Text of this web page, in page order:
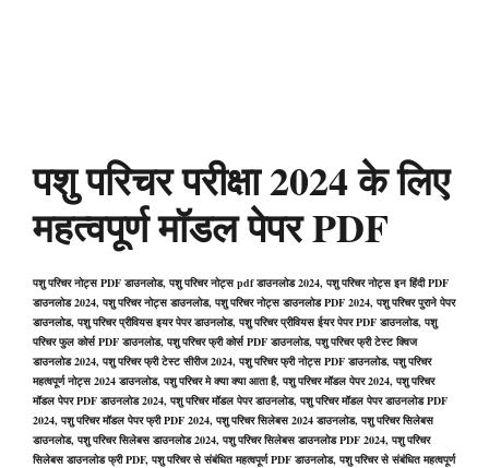
पशु परिचर परीक्षा 2024 के लिए
महत्वपूर्ण मॉडल पेपर PDF
पशु परिचर नोट्स PDF डाउनलोड, पशु परिचर नोट्स pdf डाउनलोड 2024, पशु परिचर नोट्स इन हिंदी PDF
डाउनलोड 2024, पशु परिचर नोट्स डाउनलोड, पशु परिचर नोट्स डाउनलोड PDF 2024, पशु परिचर पुराने पेपर
डाउनलोड, पशु परिचर प्रीवियस इयर पेपर डाउनलोड, पशु परिचर प्रीवियस ईयर पेपर PDF डाउनलोड, पशु
परिचर फुल कोर्स PDF डाउनलोड, पशु परिचर फ्री कोर्स PDF डाउनलोड, पशु परिचर फ्री टेस्ट क्विज
डाउनलोड 2024, पशु परिचर फ्री टेस्ट सीरीज 2024, पशु परिचर फ्री नोट्स PDF डाउनलोड, पशु परिचर
महत्वपूर्ण नोट्स 2024 डाउनलोड, पशु परिचर मे क्या क्या आता है, पशु परिचर मॉडल पेपर 2024, पशु परिचर
मॉडल पेपर PDF डाउनलोड 2024, पशु परिचर मॉडल पेपर डाउनलोड, पशु परिचर मॉडल पेपर डाउनलोड PDF
2024, पशु परिचर मॉडल पेपर फ्री PDF 2024, पशु परिचर सिलेबस 2024 डाउनलोड, पशु परिचर सिलेबस
डाउनलोड, पशु परिचर सिलेबस डाउनलोड 2024, पशु परिचर सिलेबस डाउनलोड PDF 2024, पशु परिचर
सिलेबस डाउनलोड फ्री PDF, पशु परिचर से संबंधित महत्वपूर्ण PDF डाउनलोड, पशु परिचर से संबंधित महत्वपूर्ण